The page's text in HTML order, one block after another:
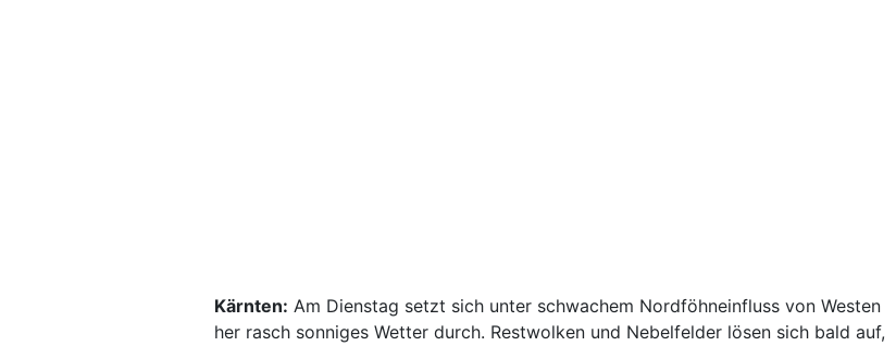
Kärnten: Am Dienstag setzt sich unter schwachem Nordföhneinfluss von Westen
her rasch sonniges Wetter durch. Restwolken und Nebelfelder lösen sich bald auf,